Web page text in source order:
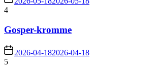
4
Gosper-kromme
2026-04-182026-04-18
5